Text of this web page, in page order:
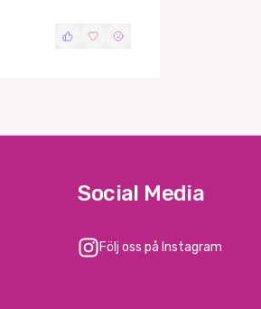
Social Media
Följ oss på Instagram